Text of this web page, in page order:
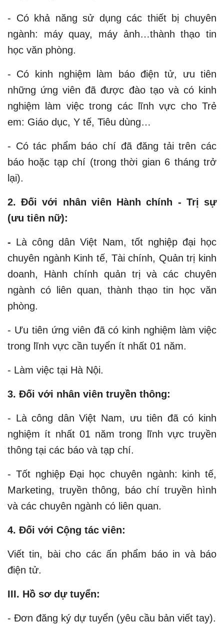
- Có khả năng sử dụng các thiết bị chuyên
ngành: máy quay, máy ảnh…thành thạo tin
học văn phòng.
- Có kinh nghiệm làm báo điện tử, ưu tiên
những ứng viên đã được đào tạo và có kinh
nghiệm làm việc trong các lĩnh vực cho Trẻ
em: Giáo dục, Y tế, Tiêu dùng…
- Có tác phẩm báo chí đã đăng tải trên các
báo hoặc tạp chí (trong thời gian 6 tháng trở
lại).
2. Đối với nhân viên Hành chính - Trị sự
(ưu tiên nữ):
- Là công dân Việt Nam, tốt nghiệp đại học
chuyên ngành Kinh tế, Tài chính, Quản trị kinh
doanh, Hành chính quản trị và các chuyên
ngành có liên quan, thành thạo tin học văn
phòng.
- Ưu tiên ứng viên đã có kinh nghiệm làm việc
trong lĩnh vực cần tuyển ít nhất 01 năm.
- Làm việc tại Hà Nội.
3. Đối với nhân viên truyền thông:
- Là công dân Việt Nam, ưu tiên đã có kinh
nghiệm ít nhất 01 năm trong lĩnh vực truyền
thông tại các báo và tạp chí.
- Tốt nghiệp Đại học chuyên ngành: kinh tế,
Marketing, truyền thông, báo chí truyền hình
và các chuyên ngành có liên quan.
4. Đối với Cộng tác viên:
Viết tin, bài cho các ấn phẩm báo in và báo
điện tử.
III. Hồ sơ dự tuyển:
- Đơn đăng ký dự tuyển (yêu cầu bản viết tay).